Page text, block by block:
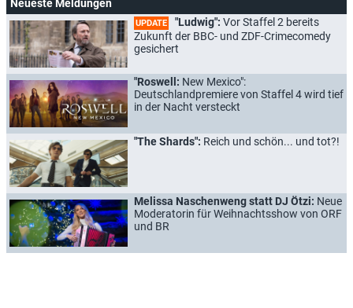
Neueste Meldungen
UPDATE "Ludwig": Vor Staffel 2 bereits
Zukunft der BBC- und ZDF-Crimecomedy
gesichert
"Roswell: New Mexico":
Deutschlandpremiere von Staffel 4 wird tief
in der Nacht versteckt
"The Shards": Reich und schön... und tot?!
Melissa Naschenweng statt DJ Ötzi: Neue
Moderatorin für Weihnachtsshow von ORF
und BR